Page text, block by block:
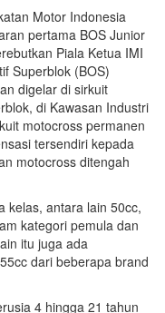
Motor Indonesia
pertama BOS Junior
Piala Ketua IMI
Superblok (BOS)
digelar di sirkuit
di Kawasan Industri
motocross permanen
tersendiri kepada
motocross ditengah
kelas, antara lain 50cc,
kategori pemula dan
itu juga ada
dari beberapa brand
4 hingga 21 tahun